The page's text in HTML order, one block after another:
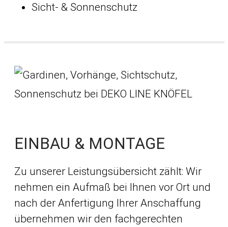
Sicht- & Sonnenschutz
EINBAU & MONTAGE
Zu unserer Leistungsübersicht zählt: Wir
nehmen ein Aufmaß bei Ihnen vor Ort und
nach der Anfertigung Ihrer Anschaffung
übernehmen wir den fachgerechten